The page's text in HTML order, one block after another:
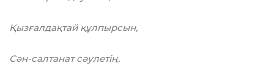
Қызғалдақтай құлпырсын,
Сән-салтанат сәулетің.